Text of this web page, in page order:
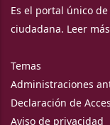
Es el portal único
ciudadana. Leer más
Temas
Administraciones
Declaración de
Aviso de privacidad